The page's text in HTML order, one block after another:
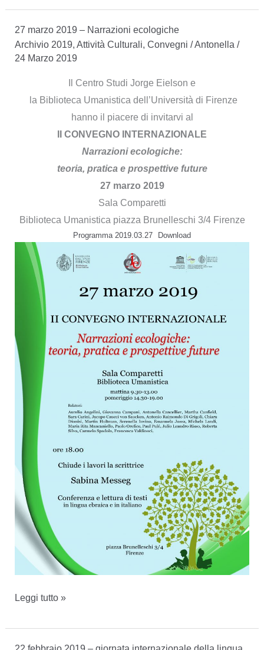
–
14
luglio
2019
27 marzo 2019 – Narrazioni ecologiche
Archivio 2019, Attività Culturali, Convegni /Antonella /
24 Marzo 2019
Il Centro Studi Jorge Eielson e
la Biblioteca Umanistica dell’Università di Firenze
hanno il piacere di invitarvi al
II CONVEGNO INTERNAZIONALE
Narrazioni ecologiche:
teoria, pratica e prospettive future
27 marzo 2019
Sala Comparetti
Biblioteca Umanistica piazza Brunelleschi 3/4 Firenze
Programma 2019.03.27 Download
27
2019
Leggi tutto »